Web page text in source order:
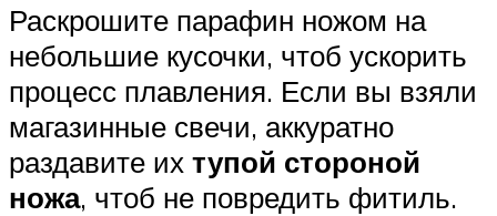
Раскрошите парафин ножом на
небольшие кусочки, чтоб ускорить
процесс плавления. Если вы взяли
магазинные свечи, аккуратно
раздавите их тупой стороной
ножа, чтоб не повредить фитиль.